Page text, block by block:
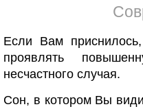
Если Вам
проявлять
несчастного случая.
Сон, в котором Вы